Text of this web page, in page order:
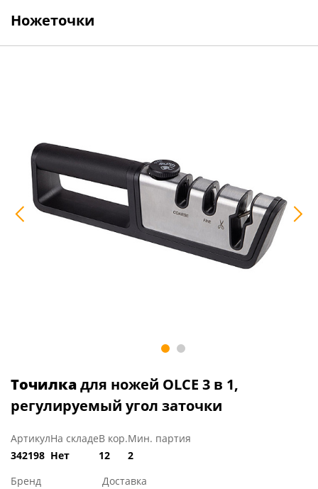
Ножеточки
Точилкадля ножей OLCE 3 в 1,
регулируемый угол заточки
Артикул
342198
На складе
Нет
В кор.
12
Мин. партия
2
Бренд
Доставка